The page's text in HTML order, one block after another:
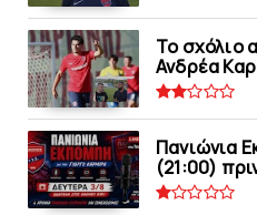
Το σχόλιο
Ανδρέα
Πανιώνια
(21:00)